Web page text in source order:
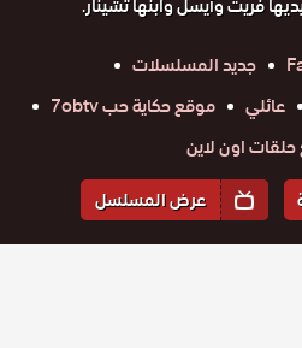
جديد المسلسلات
عائلي
موقع حكاية حب 7obtv
اون لاين
عرض المسلسل